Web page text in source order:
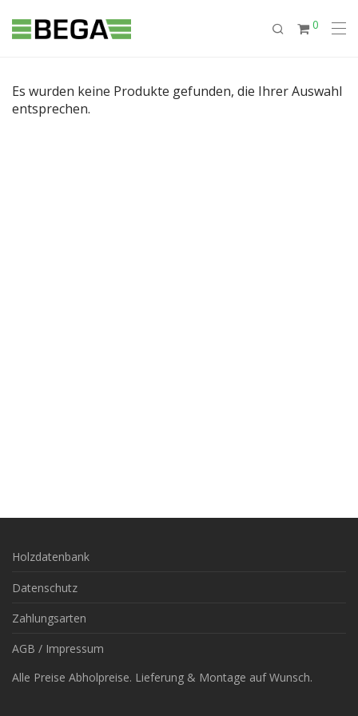
0
Es wurden keine Produkte gefunden, die Ihrer Auswahl
entsprechen.
Holzdatenbank
Datenschutz
Zahlungsarten
AGB / Impressum
Alle Preise Abholpreise. Lieferung & Montage auf Wunsch.